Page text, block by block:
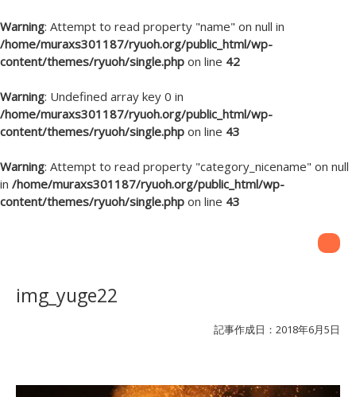
Warning: Attempt to read property "name" on null in
/home/muraxs301187/ryuoh.org/public_html/wp-
content/themes/ryuoh/single.php on line 42
Warning: Undefined array key 0 in
/home/muraxs301187/ryuoh.org/public_html/wp-
content/themes/ryuoh/single.php on line 43
Warning: Attempt to read property "category_nicename" on null
in /home/muraxs301187/ryuoh.org/public_html/wp-
content/themes/ryuoh/single.php on line 43
img_yuge22
記事作成日：2018年6月5日